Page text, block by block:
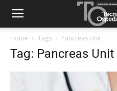
Home Tags Pancreas Unit
Tag: Pancreas Unit